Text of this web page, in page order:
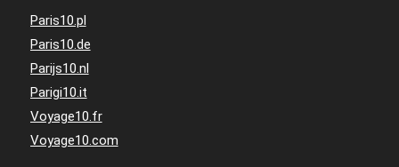
Paris10.pl
Paris10.de
Parijs10.nl
Parigi10.it
Voyage10.fr
Voyage10.com